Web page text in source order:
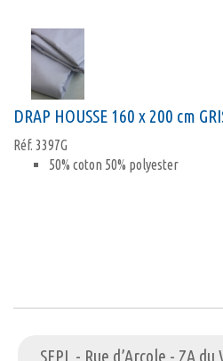
DRAP HOUSSE 160 x 200 cm
Réf. 3397G
50% coton 50% polyester
SFPL - Rue d’Arcole - ZA